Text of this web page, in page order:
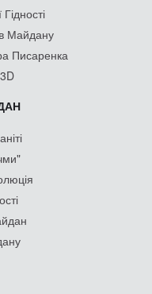
Майдану
Писаренка